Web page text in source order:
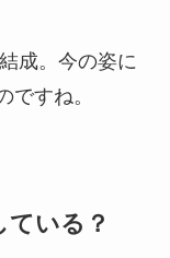
成。今の姿に
ですね。
ている？